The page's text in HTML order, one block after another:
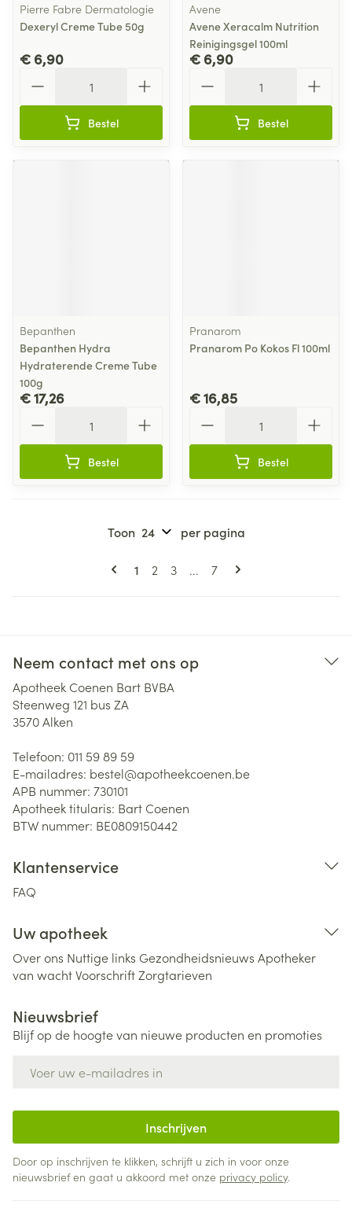
Pierre Fabre Dermatologie
Dexeryl Creme Tube 50g
€ 6,90
Bestel
Avene
Avene Xeracalm Nutrition
Reinigingsgel 100ml
€ 6,90
Bestel
Bepanthen
Bepanthen Hydra
Hydraterende Creme Tube
100g
€ 17,26
Bestel
Pranarom
Pranarom Po Kokos Fl 100ml
€ 16,85
Bestel
Pagina's
U lees momenteel pagina
1 Pagina
2 Pagina
3 ... Pagina
7
Toon per pagina
Neem contact met ons op
Apotheek Coenen Bart BVBA
Steenweg 121 bus ZA
3570Alken
Telefoon: 011 59 89 59
E-mailadres: bestel@apotheekcoenen.be
APB nummer: 730101
Apotheek titularis: Bart Coenen
BTW nummer: BE0809150442
Klantenservice
FAQ
Uw apotheek
Over ons Nuttige links Gezondheidsnieuws Apotheker
van wachtVoorschriftZorgtarieven
Nieuwsbrief
Blijf op de hoogte van nieuwe producten en promoties
Inschrijven
Door op inschrijven te klikken, schrijft u zich in voor onze
nieuwsbrief en gaat u akkoord met onze privacy policy.